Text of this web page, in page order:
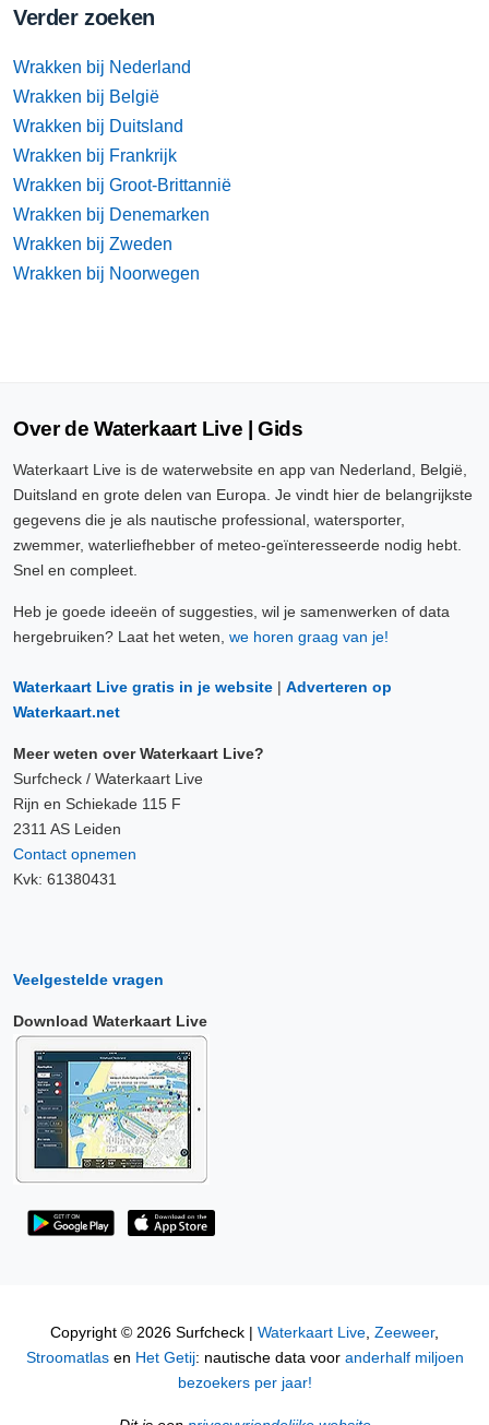
Verder zoeken
Wrakken bij Nederland
Wrakken bij België
Wrakken bij Duitsland
Wrakken bij Frankrijk
Wrakken bij Groot-Brittannië
Wrakken bij Denemarken
Wrakken bij Zweden
Wrakken bij Noorwegen
Over de Waterkaart Live | Gids
Waterkaart Live is de waterwebsite en app van Nederland, België,
Duitsland en grote delen van Europa. Je vindt hier de belangrijkste
gegevens die je als nautische professional, watersporter,
zwemmer, waterliefhebber of meteo-geïnteresseerde nodig hebt.
Snel en compleet.
Heb je goede ideeën of suggesties, wil je samenwerken of data
hergebruiken? Laat het weten, we horen graag van je!
Waterkaart Live gratis in je website | Adverteren op
Waterkaart.net
Meer weten over Waterkaart Live?
Surfcheck / Waterkaart Live
Rijn en Schiekade 115 F
2311 AS Leiden
Contact opnemen
Kvk: 61380431
Veelgestelde vragen
Download Waterkaart Live
Copyright © 2026 Surfcheck | Waterkaart Live, Zeeweer,
Stroomatlasen Het Getij: nautische data voor anderhalf miljoen
bezoekers per jaar!